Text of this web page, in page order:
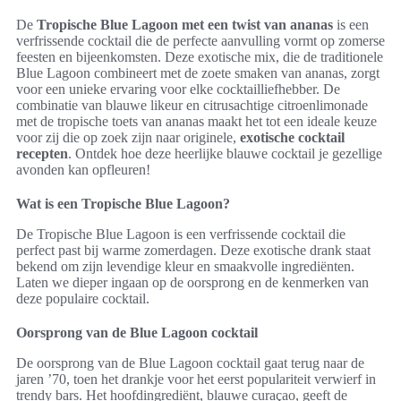
De Tropische Blue Lagoon met een twist van ananas is een
verfrissende cocktail die de perfecte aanvulling vormt op zomerse
feesten en bijeenkomsten. Deze exotische mix, die de traditionele
Blue Lagoon combineert met de zoete smaken van ananas, zorgt
voor een unieke ervaring voor elke cocktailliefhebber. De
combinatie van blauwe likeur en citrusachtige citroenlimonade
met de tropische toets van ananas maakt het tot een ideale keuze
voor zij die op zoek zijn naar originele, exotische cocktail
recepten. Ontdek hoe deze heerlijke blauwe cocktail je gezellige
avonden kan opfleuren!
Wat is een Tropische Blue Lagoon?
De Tropische Blue Lagoon is een verfrissende cocktail die
perfect past bij warme zomerdagen. Deze exotische drank staat
bekend om zijn levendige kleur en smaakvolle ingrediënten.
Laten we dieper ingaan op de oorsprong en de kenmerken van
deze populaire cocktail.
Oorsprong van de Blue Lagoon cocktail
De oorsprong van de Blue Lagoon cocktail gaat terug naar de
jaren ’70, toen het drankje voor het eerst populariteit verwierf in
trendy bars. Het hoofdingrediënt, blauwe curaçao, geeft de